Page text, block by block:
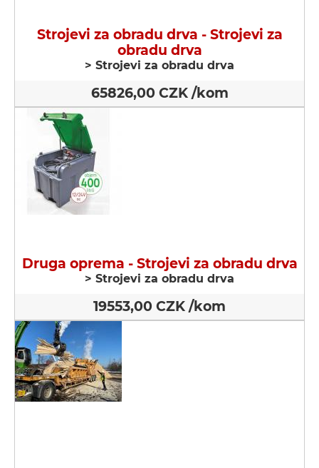
Strojevi za obradu drva - Strojevi za
obradu drva
> Strojevi za obradu drva
65826,00 CZK /kom
Druga oprema - Strojevi za obradu drva
> Strojevi za obradu drva
19553,00 CZK /kom